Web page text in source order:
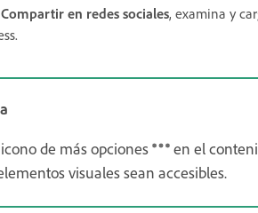
Compartir en redes sociales, examina y
de más opciones en el
visuales sean accesibles.